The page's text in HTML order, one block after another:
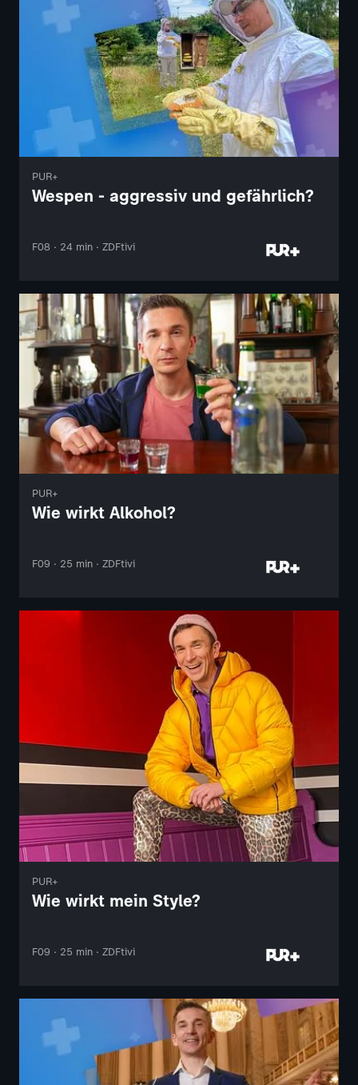
PUR+
Wespen - aggressiv und gefährlich?
F08 · 24 min · ZDFtivi
PUR+
Wie wirkt Alkohol?
F09 · 25 min · ZDFtivi
PUR+
Wie wirkt mein Style?
F09 · 25 min · ZDFtivi